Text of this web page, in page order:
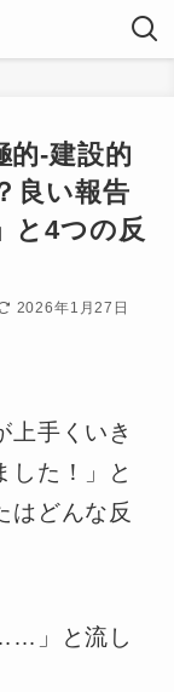
‐建設的
良い報告
と4つの反
2026年1月27日
上手くいき
した！」と
はどんな反
」と流し